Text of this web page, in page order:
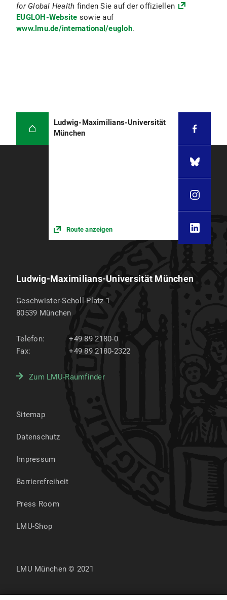
for Global Health finden Sie auf der offiziellen
EUGLOH-Website sowie auf
www.lmu.de/international/eugloh.
Ludwig-Maximilians-Universität
München
Route anzeigen
Ludwig-Maximilians-Universität München
Geschwister-Scholl-Platz 1
80539 München
Telefon:
+49 89 2180-0
Fax:
+49 89 2180-2322
Zum LMU-Raumfinder
Sitemap
Datenschutz
Impressum
Barrierefreiheit
Press Room
LMU-Shop
LMU München © 2021